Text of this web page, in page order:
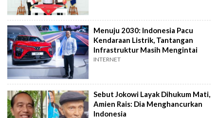
Menuju 2030: Indonesia Pacu
Kendaraan Listrik, Tantangan
Infrastruktur Masih Mengintai
INTERNET
Sebut Jokowi Layak Dihukum Mati,
Amien Rais: Dia Menghancurkan
Indonesia